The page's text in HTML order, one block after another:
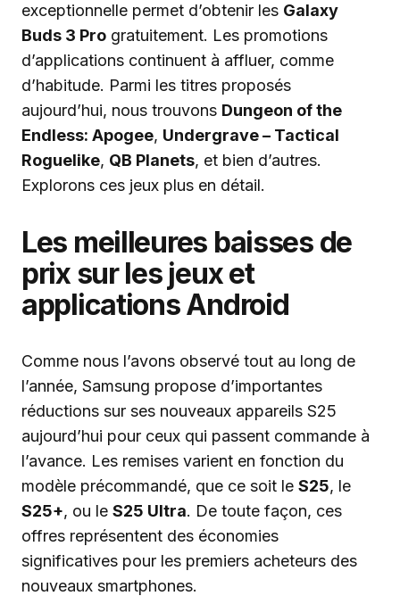
exceptionnelle permet d’obtenir les Galaxy
Buds 3 Pro gratuitement. Les promotions
d’applications continuent à affluer, comme
d’habitude. Parmi les titres proposés
aujourd’hui, nous trouvons Dungeon of the
Endless: Apogee, Undergrave – Tactical
Roguelike, QB Planets, et bien d’autres.
Explorons ces jeux plus en détail.
Les meilleures baisses de
prix sur les jeux et
applications Android
Comme nous l’avons observé tout au long de
l’année, Samsung propose d’importantes
réductions sur ses nouveaux appareils S25
aujourd’hui pour ceux qui passent commande à
l’avance. Les remises varient en fonction du
modèle précommandé, que ce soit le S25, le
S25+, ou le S25 Ultra. De toute façon, ces
offres représentent des économies
significatives pour les premiers acheteurs des
nouveaux smartphones.